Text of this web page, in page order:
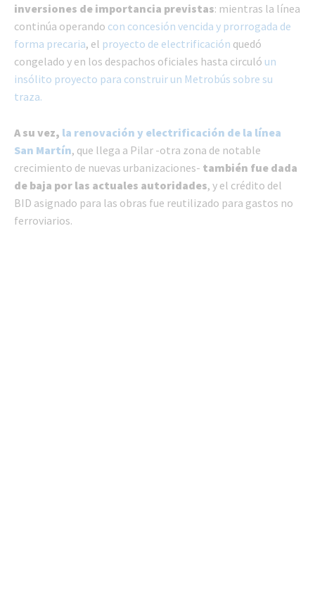
inversiones de importancia previstas: mientras la línea
continúa operando con concesión vencida y prorrogada de
forma precaria, el proyecto de electrificación quedó
congelado y en los despachos oficiales hasta circuló un
insólito proyecto para construir un Metrobús sobre su
traza.
A su vez, la renovación y electrificación de la línea
San Martín, que llega a Pilar -otra zona de notable
crecimiento de nuevas urbanizaciones- también fue dada
de baja por las actuales autoridades, y el crédito del
BID asignado para las obras fue reutilizado para gastos no
ferroviarios.